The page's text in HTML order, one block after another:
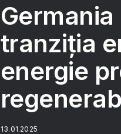
tranziția
energie
13.01.2025